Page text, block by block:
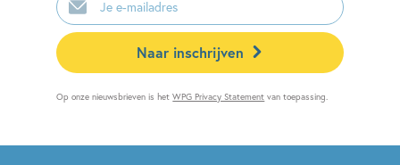
mailadres
Naar inschrijven
Op onze nieuwsbrieven is hetWPG Privacy Statement van toepassing.